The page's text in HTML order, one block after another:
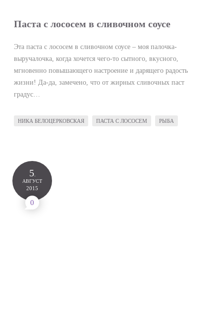
Паста с лососем в сливочном соусе
Эта паста с лососем в сливочном соусе – моя палочка-
выручалочка, когда хочется чего-то сытного, вкусного,
мгновенно повышающего настроение и дарящего радость
жизни! Да-да, замечено, что от жирных сливочных паст
градус…
НИКА БЕЛОЦЕРКОВСКАЯ ПАСТА С ЛОСОСЕМ РЫБА
5.
АВГУСТ
2015
0